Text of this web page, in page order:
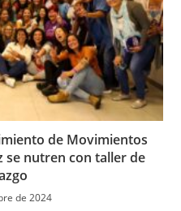
de Movimientos
se nutren con taller de
de 2024